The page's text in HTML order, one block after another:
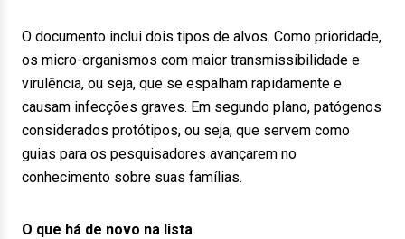
O documento inclui dois tipos de alvos. Como prioridade,
os micro-organismos com maior transmissibilidade e
virulência, ou seja, que se espalham rapidamente e
causam infecções graves. Em segundo plano, patógenos
considerados protótipos, ou seja, que servem como
guias para os pesquisadores avançarem no
conhecimento sobre suas famílias.
O que há de novo na lista